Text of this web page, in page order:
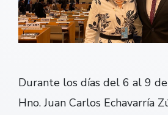
Durante los días del 6 al 9
Hno. Juan Carlos Echavarría